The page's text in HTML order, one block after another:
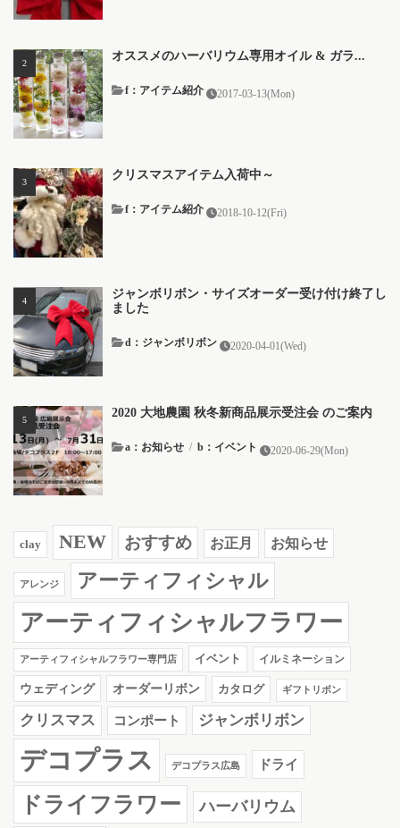
オススメのハーバリウム専用オイル & ガラ...
2017-03-13(Mon)
f：アイテム紹介
クリスマスアイテム入荷中～
2018-10-12(Fri)
f：アイテム紹介
ジャンボリボン・サイズオーダー受け付け終了し
ました
2020-04-01(Wed)
d：ジャンボリボン
2020 大地農園 秋冬新商品展示受注会 のご案内
2020-06-29(Mon)
a：お知らせ / b：イベント
clay NEW おすすめ お正月 お知らせ
アレンジ アーティフィシャル
アーティフィシャルフラワー
アーティフィシャルフラワー専門店 イベント イルミネーション
ウェディング オーダーリボン カタログ ギフトリボン
クリスマス コンポート ジャンボリボン
デコプラス デコプラス広島 ドライ
ドライフラワー ハーバリウム